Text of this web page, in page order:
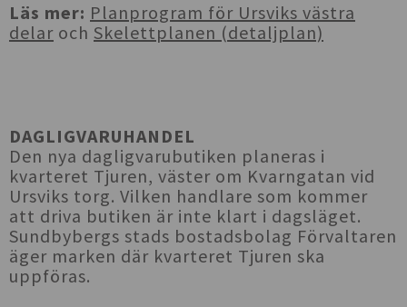
Läs mer: Planprogram för Ursviks västra
delar och Skelettplanen (detaljplan)
DAGLIGVARUHANDEL
Den nya dagligvarubutiken planeras i
kvarteret Tjuren, väster om Kvarngatan vid
Ursviks torg. Vilken handlare som kommer
att driva butiken är inte klart i dagsläget.
Sundbybergs stads bostadsbolag Förvaltaren
äger marken där kvarteret Tjuren ska
uppföras.